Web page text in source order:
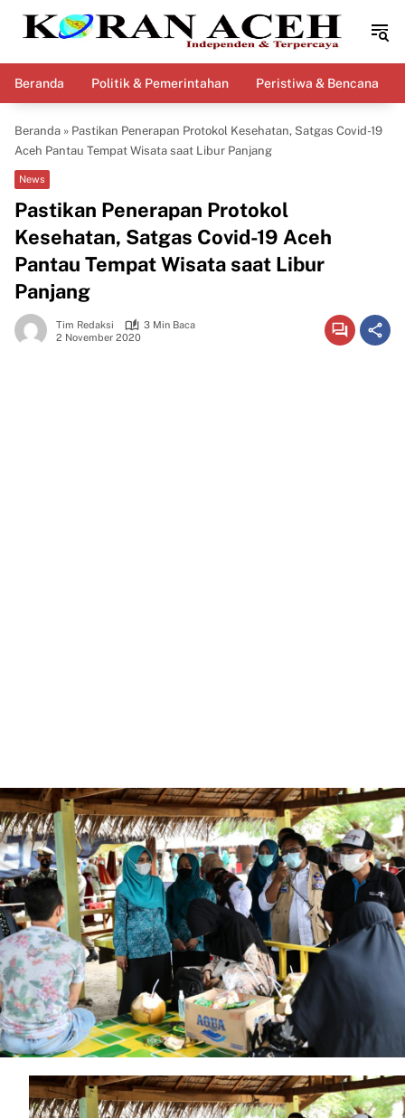
Beranda Politik & Pemerintahan Peristiwa & Bencana
Beranda » Pastikan Penerapan Protokol Kesehatan, Satgas Covid-19
Aceh Pantau Tempat Wisata saat Libur Panjang
News
Pastikan Penerapan Protokol
Kesehatan, Satgas Covid-19 Aceh
Pantau Tempat Wisata saat Libur
Panjang
Tim Redaksi
3 Min Baca
2 November 2020